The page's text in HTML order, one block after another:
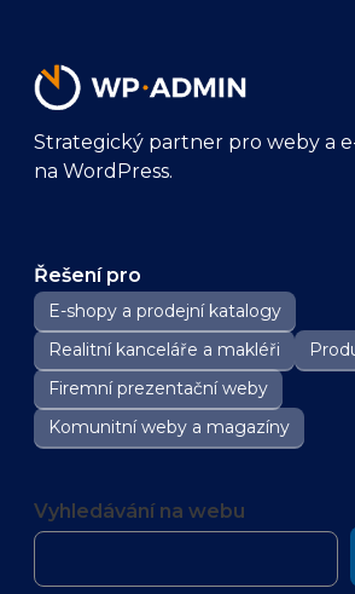
Strategický partner pro weby a
na WordPress.
Řešení pro
E-shopy a prodejní katalogy
Realitní kanceláře a makléři
Firemní prezentační weby
Komunitní weby a magazíny
Vyhledávání na webu